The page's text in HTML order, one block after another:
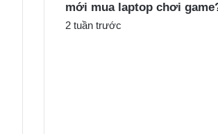
mới mua laptop chơi
2 tuần trước